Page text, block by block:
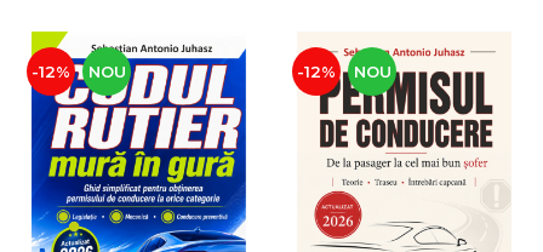
-12% NOU -12% NOU